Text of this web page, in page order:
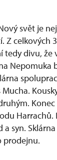
svět je
Z celkových
divu, že
Nepomuka
syn.
prodejnu.